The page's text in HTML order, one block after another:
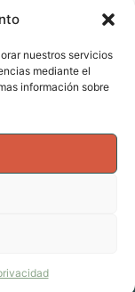
nuestros servicios
mediante el
información sobre
y curiosidad, un